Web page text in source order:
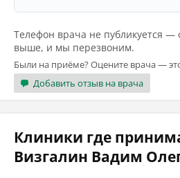
Телефон врача не публикуется —
выше, и мы перезвоним.
Были на приёме? Оцените врача —
Добавить отзыв на врача
Клиники где
Визгалин Вадим